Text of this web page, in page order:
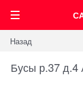
Назад
Бусы р.37 д.4